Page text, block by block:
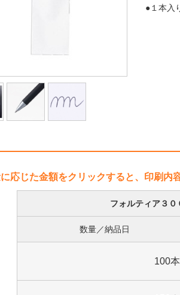
●１本入
応じた金額をクリックすると、印刷内
フォルティア３
数量／納品日
100本